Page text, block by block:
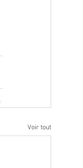
Voir tout